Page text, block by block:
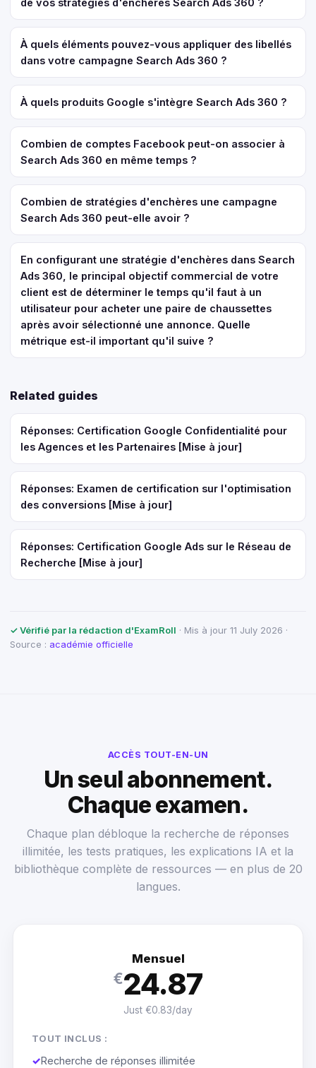
de vos stratégies d'enchères Search Ads 360 ?
À quels éléments pouvez-vous appliquer des libellés
dans votre campagne Search Ads 360 ?
À quels produits Google s'intègre Search Ads 360 ?
Combien de comptes Facebook peut-on associer à
Search Ads 360 en même temps ?
Combien de stratégies d'enchères une campagne
Search Ads 360 peut-elle avoir ?
En configurant une stratégie d'enchères dans Search
Ads 360, le principal objectif commercial de votre
client est de déterminer le temps qu'il faut à un
utilisateur pour acheter une paire de chaussettes
après avoir sélectionné une annonce. Quelle
métrique est-il important qu'il suive ?
Related guides
Réponses: Certification Google Confidentialité pour
les Agences et les Partenaires [Mise à jour]
Réponses: Examen de certification sur l'optimisation
des conversions [Mise à jour]
Réponses: Certification Google Ads sur le Réseau de
Recherche [Mise à jour]
✓ Vérifié par la rédaction d'ExamRoll · Mis à jour 11 July 2026 ·
Source : académie officielle
ACCÈS TOUT-EN-UN
Un seul abonnement.
Chaque examen.
Chaque plan débloque la recherche de réponses
illimitée, les tests pratiques, les explications IA et la
bibliothèque complète de ressources — en plus de 20
langues.
Mensuel
€24.87
Just €0.83/day
TOUT INCLUS :
✓Recherche de réponses illimitée